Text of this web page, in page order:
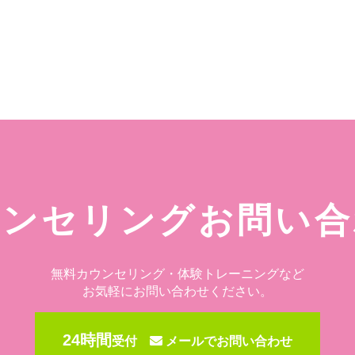
セリングお問い
無料カウンセリング・体験トレーニングなど
お気軽にお問い合わせください。
24時間 受付 メールでお問い合わせ